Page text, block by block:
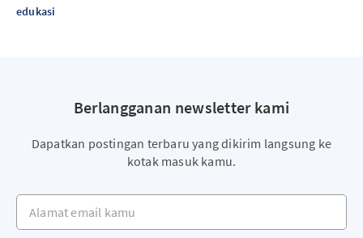
edukasi
Berlangganan newsletter kami
Dapatkan postingan terbaru yang dikirim langsung ke
kotak masuk kamu.
Alamat email kamu